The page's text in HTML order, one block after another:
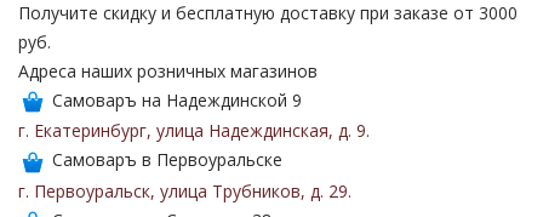
Получите скидку и бесплатную доставку при заказе от 3000
руб.
Адреса наших розничных магазинов
Самоваръ на Надеждинской 9
г. Екатеринбург, улица Надеждинская, д. 9.
Самоваръ в Первоуральске
г. Первоуральск, улица Трубников, д. 29.